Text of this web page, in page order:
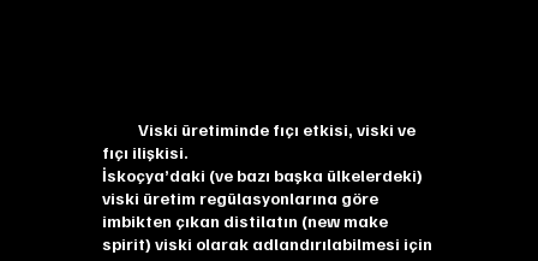
Viski üretiminde fıçı etkisi, viski ve
fıçı ilişkisi.
İskoçya’daki (ve bazı başka ülkelerdeki)
viski üretim regülasyonlarına göre
imbikten çıkan distilatın (new make
spirit) viski olarak adlandırılabilmesi için